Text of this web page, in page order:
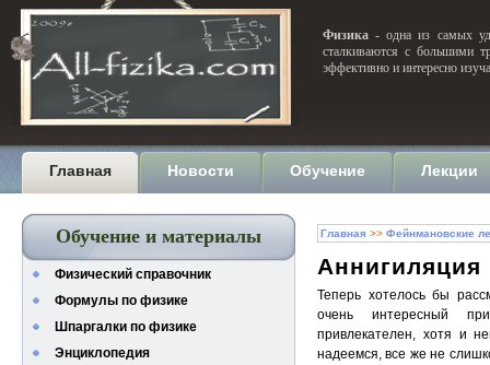
Физика - одна из самых
сталкиваются с большими
эффективно и интересно
Главная Новости Обучение Лекции
Обучение и материалы
Физический справочник
Формулы по физике
Шпаргалки по физике
Энциклопедия
Главная >> Фейнмановские
Аннигиляция
Теперь хотелось бы
очень интересный
привлекателен, хотя и
надеемся, все же не